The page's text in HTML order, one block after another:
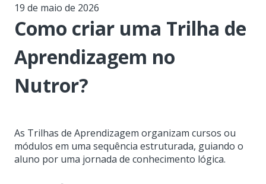
19 de maio de 2026
Como criar uma Trilha de
Aprendizagem no
Nutror?
As Trilhas de Aprendizagem organizam cursos ou
módulos em uma sequência estruturada, guiando o
aluno por uma jornada de conhecimento lógica.